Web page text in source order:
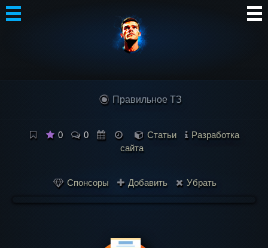
Блог
Правильное ТЗ
0 0 Статьи
Разработка
сайта
Спонсоры Добавить Убрать